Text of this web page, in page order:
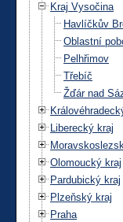
Kraj Vysočina
Havlíčkův
Oblastní
Pelhřimov
Třebíč
Žďár nad
Liberecký kraj
Olomoucký kraj
Pardubický kraj
Plzeňský kraj
Praha